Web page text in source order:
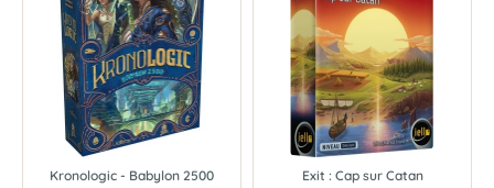
Kronologic - Babylon 2500 Exit : Cap sur Catan